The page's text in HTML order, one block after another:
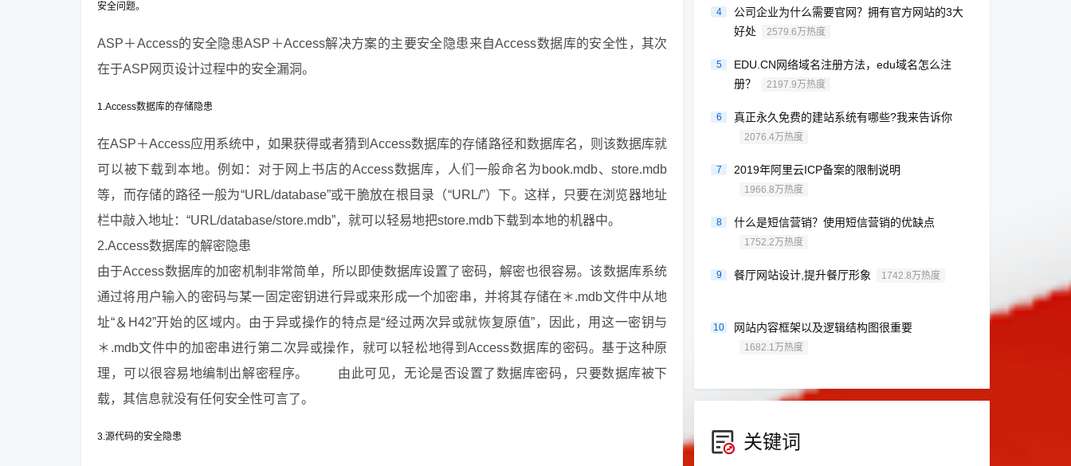
安全问题。
ASP＋Access的安全隐患ASP＋Access解决方案的主要安全隐患来自Access数据库的安全性，其次
在于ASP网页设计过程中的安全漏洞。
1.Access数据库的存储隐患
在ASP＋Access应用系统中，如果获得或者猜到Access数据库的存储路径和数据库名，则该数据库就
可以被下载到本地。例如：对于网上书店的Access数据库，人们一般命名为book.mdb、store.mdb
等，而存储的路径一般为“URL/database”或干脆放在根目录（“URL/”）下。这样，只要在浏览器地址
栏中敲入地址：“URL/database/store.mdb”，就可以轻易地把store.mdb下载到本地的机器中。
2.Access数据库的解密隐患
由于Access数据库的加密机制非常简单，所以即使数据库设置了密码，解密也很容易。该数据库系统
通过将用户输入的密码与某一固定密钥进行异或来形成一个加密串，并将其存储在＊.mdb文件中从地
址“＆H42”开始的区域内。由于异或操作的特点是“经过两次异或就恢复原值”，因此，用这一密钥与
＊.mdb文件中的加密串进行第二次异或操作，就可以轻松地得到Access数据库的密码。基于这种原
理，可以很容易地编制出解密程序。 由此可见，无论是否设置了数据库密码，只要数据库被下
载，其信息就没有任何安全性可言了。
3.源代码的安全隐患
4
公司企业为什么需要官网？拥有官方网站的3大
好处
2579.6万热度
5
EDU.CN网络域名注册方法，edu域名怎么注
册？
2197.9万热度
6 真正永久免费的建站系统有哪些?我来告诉你
2076.4万热度
7 2019年阿里云ICP备案的限制说明
1966.8万热度
8 什么是短信营销？使用短信营销的优缺点
1752.2万热度
9 餐厅网站设计,提升餐厅形象 1742.8万热度
10 网站内容框架以及逻辑结构图很重要
1682.1万热度
关键词